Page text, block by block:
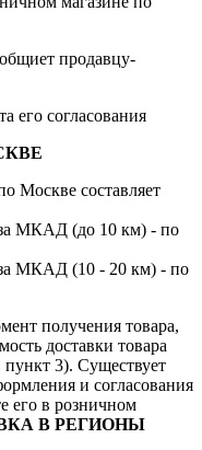
продавцу-
его согласования
Москве составляет
за МКАД (до 10 км) - по
за МКАД (10 - 20 км) - по
получения товара,
доставки товара
пункт 3). Существует
и согласования
его в розничном
В РЕГИОНЫ